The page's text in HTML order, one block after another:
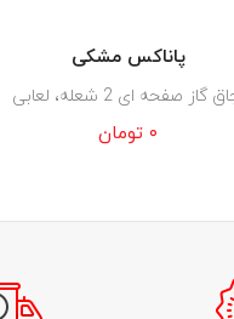
پاناکس مشکی
گاز صفحه ای 2 شعله، لعابی
۰ تومان